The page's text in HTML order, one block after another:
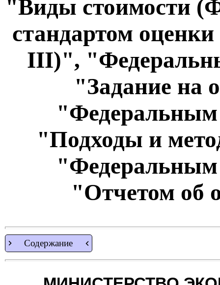
"Виды стоимости
стандартом
III)",
"Задание
"Федеральным
"Подходы и
"Федеральным
"Отчетом об
Содержание